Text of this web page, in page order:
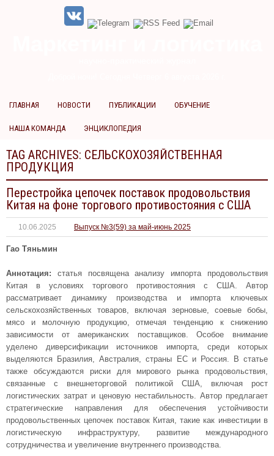
ГЛАВНАЯ НОВОСТИ ПУБЛИКАЦИИ ОБУЧЕНИЕ
НАША КОМАНДА ЭНЦИКЛОПЕДИЯ
TAG ARCHIVES: СЕЛЬСКОХОЗЯЙСТВЕННАЯ
ПРОДУКЦИЯ
Перестройка цепочек поставок продовольствия
Китая на фоне торгового противостояния с США
10.06.2025 Выпуск №3(59) за май-июнь 2025
Гао Тяньмин
Аннотация: статья посвящена анализу импорта продовольствия
Китая в условиях торгового противостояния с США. Автор
рассматривает динамику производства и импорта ключевых
сельскохозяйственных товаров, включая зерновые, соевые бобы,
мясо и молочную продукцию, отмечая тенденцию к снижению
зависимости от американских поставщиков. Особое внимание
уделено диверсификации источников импорта, среди которых
выделяются Бразилия, Австралия, страны ЕС и Россия. В статье
также обсуждаются риски для мирового рынка продовольствия,
связанные с внешнеторговой политикой США, включая рост
логистических затрат и ценовую нестабильность. Автор предлагает
стратегические направления для обеспечения устойчивости
продовольственных цепочек поставок Китая, такие как инвестиции в
логистическую инфраструктуру, развитие международного
сотрудничества и увеличение внутреннего производства.